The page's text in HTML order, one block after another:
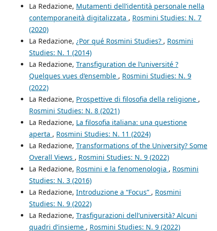
La Redazione, Mutamenti dell’identità personale nella
contemporaneità digitalizzata , Rosmini Studies: N. 7
(2020)
La Redazione, ¿Por qué Rosmini Studies? , Rosmini
Studies: N. 1 (2014)
La Redazione, Transfiguration de l’université ?
Quelques vues d’ensemble , Rosmini Studies: N. 9
(2022)
La Redazione, Prospettive di filosofia della religione ,
Rosmini Studies: N. 8 (2021)
La Redazione, La filosofia italiana: una questione
aperta , Rosmini Studies: N. 11 (2024)
La Redazione, Transformations of the University? Some
Overall Views , Rosmini Studies: N. 9 (2022)
La Redazione, Rosmini e la fenomenologia , Rosmini
Studies: N. 3 (2016)
La Redazione, Introduzione a “Focus” , Rosmini
Studies: N. 9 (2022)
La Redazione, Trasfigurazioni dell’università? Alcuni
quadri d’insieme , Rosmini Studies: N. 9 (2022)